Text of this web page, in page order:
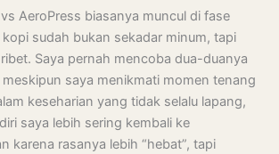
AeroPress biasanya muncul di fase
sudah bukan sekadar minum, tapi
Saya pernah mencoba dua-duanya
meskipun saya menikmati momen tenang
keseharian yang tidak selalu lapang,
saya lebih sering kembali ke
karena rasanya lebih “hebat”, tapi